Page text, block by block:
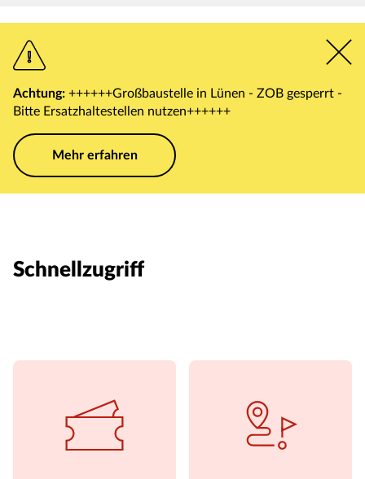
Achtung: ++++++Großbaustelle in Lünen - ZOB gesperrt -
Bitte Ersatzhaltestellen nutzen++++++
Mehr erfahren
Schnellzugriff